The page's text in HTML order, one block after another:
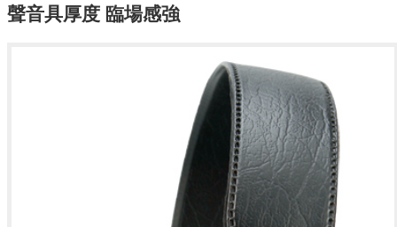
聲音具厚度 臨場感強